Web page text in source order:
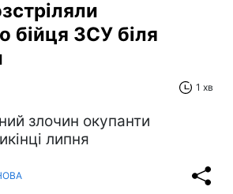
бійця ЗСУ біля
1 хв
злочин окупанти
липня